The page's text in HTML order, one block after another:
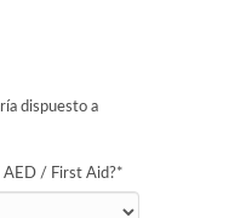
dispuesto a
AED / First Aid?*